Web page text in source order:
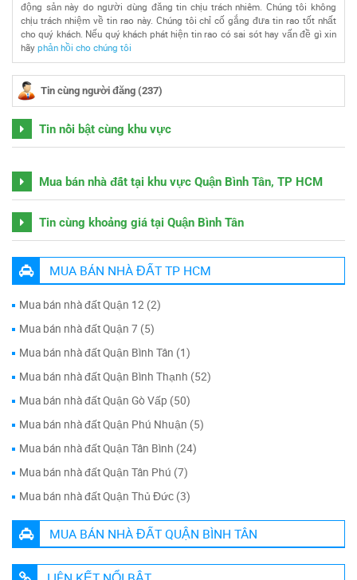
động sản này do người dùng đăng tin chịu trách nhiêm. Chúng tôi không
chịu trách nhiệm về tin rao này. Chúng tôi chỉ cố gắng đưa tin rao tốt nhất
cho quý khách. Nếu quý khách phát hiện tin rao có sai sót hay vấn đề gì xin
hãy phản hồi cho chúng tôi
Tin cùng người đăng (237)
Tin nổi bật cùng khu vực
Mua bán nhà đất tại khu vực Quận Bình Tân, TP HCM
Tin cùng khoảng giá tại Quận Bình Tân
MUA BÁN NHÀ ĐẤT TP HCM
Mua bán nhà đất Quận 12 (2)
Mua bán nhà đất Quận 7 (5)
Mua bán nhà đất Quận Bình Tân (1)
Mua bán nhà đất Quận Bình Thạnh (52)
Mua bán nhà đất Quận Gò Vấp (50)
Mua bán nhà đất Quận Phú Nhuận (5)
Mua bán nhà đất Quận Tân Bình (24)
Mua bán nhà đất Quận Tân Phú (7)
Mua bán nhà đất Quận Thủ Đức (3)
MUA BÁN NHÀ ĐẤT QUẬN BÌNH TÂN